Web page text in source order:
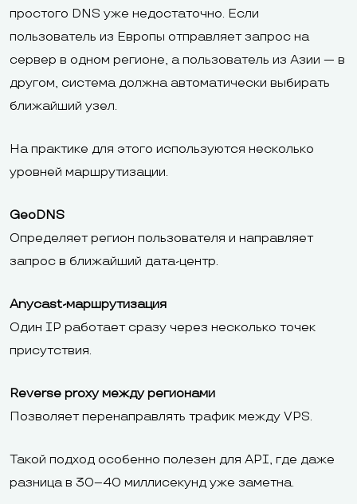
простого DNS уже недостаточно. Если
пользователь из Европы отправляет запрос на
сервер в одном регионе, а пользователь из Азии — в
другом, система должна автоматически выбирать
ближайший узел.
На практике для этого используются несколько
уровней маршрутизации.
GeoDNS
Определяет регион пользователя и направляет
запрос в ближайший дата-центр.
Anycast-маршрутизация
Один IP работает сразу через несколько точек
присутствия.
Reverse proxy между регионами
Позволяет перенаправлять трафик между VPS.
Такой подход особенно полезен для API, где даже
разница в 30–40 миллисекунд уже заметна.